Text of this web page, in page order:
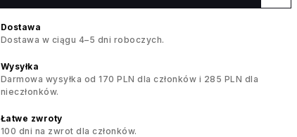
Dostawa
Dostawa w ciągu 4–5 dni roboczych.
Wysyłka
Darmowa wysyłka od 170 PLN dla członków i 285 PLN dla
nieczłonków.
Łatwe zwroty
100 dni na zwrot dla członków.